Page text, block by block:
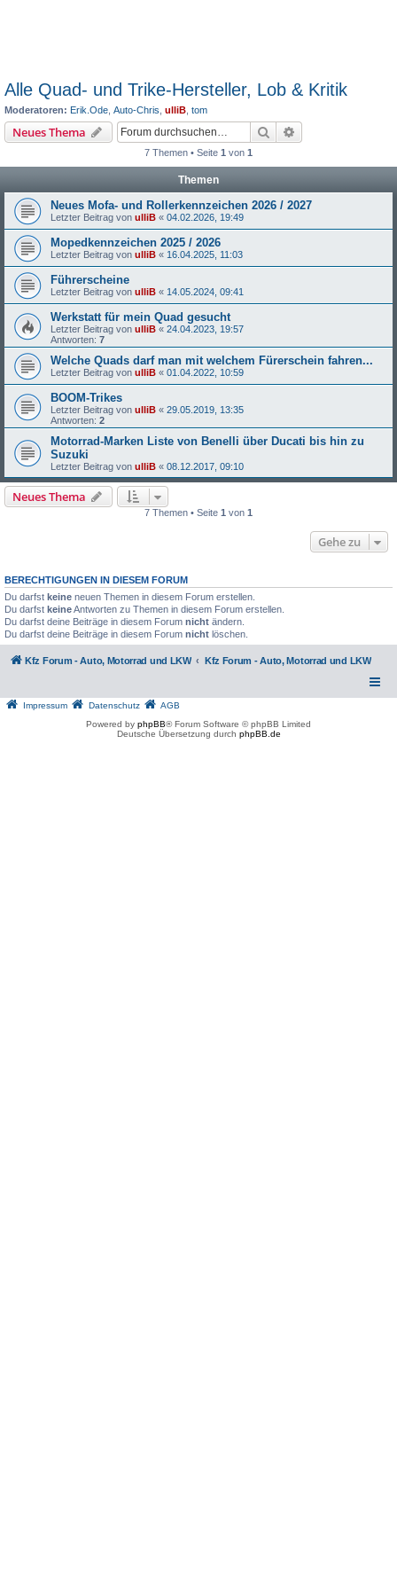
Alle Quad- und Trike-Hersteller, Lob & Kritik
Moderatoren: Erik.Ode Auto-Chris ulliB tom
Neues Thema Suche
7 Themen • Seite 1 von 1
Themen
Neues Mofa- und Rollerkennzeichen 2026 / 2027
Letzter Beitrag von ulliB « 04.02.2026, 19:49
Mopedkennzeichen 2025 / 2026
Letzter Beitrag von ulliB « 16.04.2025, 11:03
Führerscheine
Letzter Beitrag von ulliB « 14.05.2024, 09:41
Werkstatt für mein Quad gesucht
Letzter Beitrag von ulliB « 24.04.2023, 19:57
Antworten: 7
Welche Quads darf man mit welchem Fürerschein fahren...
Letzter Beitrag von ulliB « 01.04.2022, 10:59
BOOM-Trikes
Letzter Beitrag von ulliB « 29.05.2019, 13:35
Antworten: 2
Motorrad-Marken Liste von Benelli über Ducati bis hin zu
Suzuki
Letzter Beitrag von ulliB « 08.12.2017, 09:10
Neues Thema
7 Themen • Seite 1 von 1
Gehe zu
BERECHTIGUNGEN IN DIESEM FORUM
Du darfst keine neuen Themen in diesem Forum erstellen.
Du darfst keineAntworten zu Themen in diesem Forum erstellen.
Du darfst deine Beiträge in diesem Forum nicht ändern.
Du darfst deine Beiträge in diesem Forum nicht löschen.
Kfz Forum - Auto, Motorrad und LKW Kfz Forum - Auto, Motorrad und LKW
Impressum Datenschutz
AGB
Powered by phpBB® Forum Software © phpBB Limited
Deutsche Übersetzung durch phpBB.de